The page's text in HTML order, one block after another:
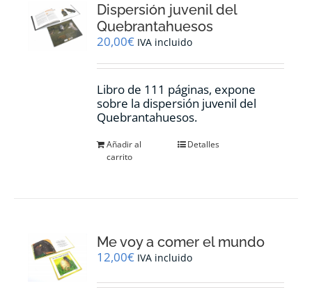
Dispersión juvenil del
Quebrantahuesos
20,00€ IVA incluido
Libro de 111 páginas, expone
sobre la dispersión juvenil del
Quebrantahuesos.
Añadir al
carrito
Detalles
Me voy a comer el mundo
12,00€ IVA incluido